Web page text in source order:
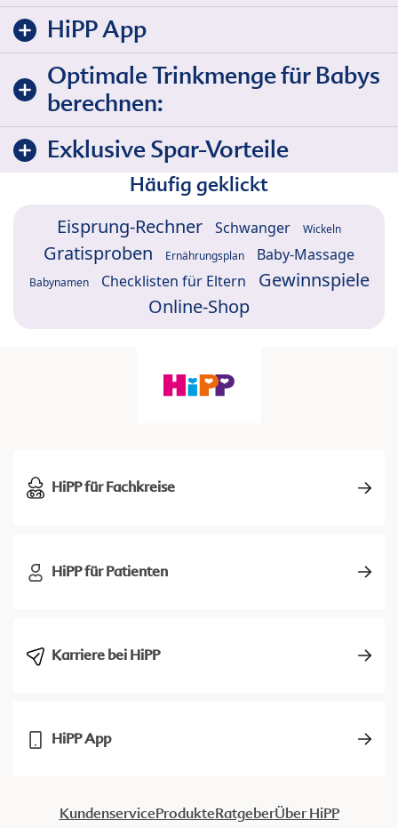
HiPP App
Optimale Trinkmenge für Babys
berechnen:
Exklusive Spar-Vorteile
Häufig geklickt
Eisprung-Rechner Schwanger Wickeln
Gratisproben Ernährungsplan Baby-Massage
Babynamen Checklisten für Eltern
Gewinnspiele
Online-Shop
HiPP für Fachkreise
HiPP für Patienten
Karriere bei HiPP
HiPP App
KundenserviceProdukteRatgeberÜber HiPP